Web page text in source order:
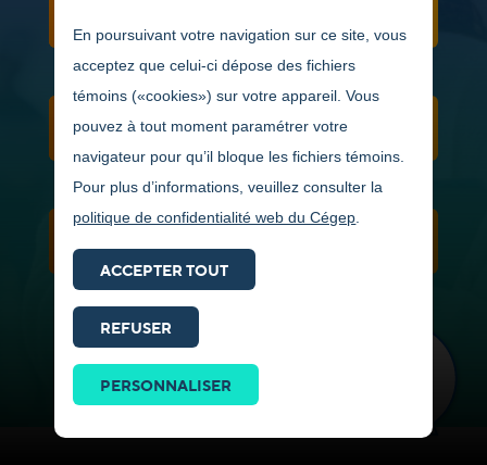
En poursuivant votre navigation sur ce site, vous
acceptez que celui-ci dépose des fichiers
témoins («cookies») sur votre appareil. Vous
pouvez à tout moment paramétrer votre
navigateur pour qu’il bloque les fichiers témoins.
Pour plus d’informations, veuillez consulter la
politique de confidentialité web du Cégep
ACCEPTER TOUT
REFUSER
PERSONNALISER
CONDITIONS D'ADMISSION